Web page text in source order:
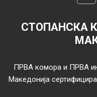
СТОПАНСКА
ПРВА комора и ПРВА
Македонија